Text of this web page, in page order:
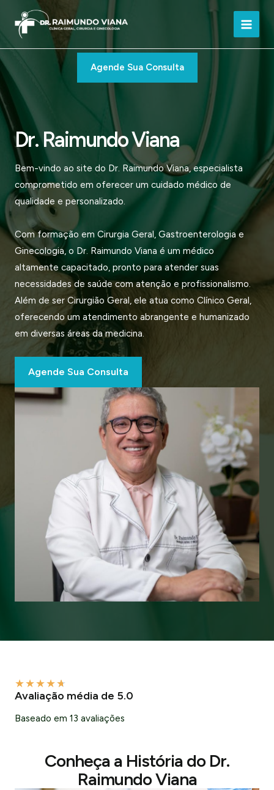
para
conteúdo
Main
Agende Sua Consulta
Dr. Raimundo Viana
Bem-vindo ao site do Dr. Raimundo Viana, especialista
comprometido em oferecer um cuidado médico de
qualidade e personalizado.
Com formação em Cirurgia Geral, Gastroenterologia e
Ginecologia, o Dr. Raimundo Viana é um médico
altamente capacitado, pronto para atender suas
necessidades de saúde com atenção e profissionalismo.
Além de ser Cirurgião Geral, ele atua como Clínico Geral,
oferecendo um atendimento abrangente e humanizado
em diversas áreas da medicina.
Agende Sua Consulta
★★★★★
Avaliação média de 5.0
Baseado em 13 avaliações
Conheça a História do Dr.
Raimundo Viana